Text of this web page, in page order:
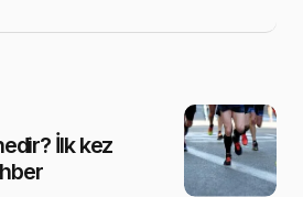
İlk kez